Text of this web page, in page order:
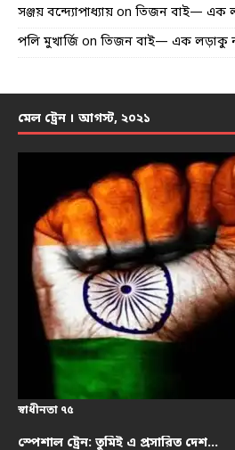
সঞ্জয় বন্দ্যোপাধ্যায় on তিজন বাই— এক
পলি মুখার্জি on তিজন বাই— এক লড়াকু
মেল ট্রেন । আগস্ট, ২০২১
স্বাধীনতা ৭৫
স্পেশাল ট্রেন: তুমিই এ প্রসারিত দেশ…